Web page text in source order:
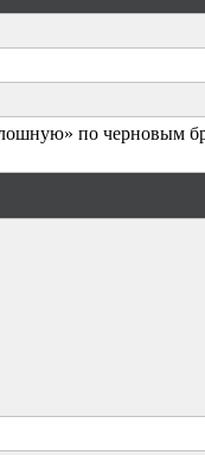
по черновым